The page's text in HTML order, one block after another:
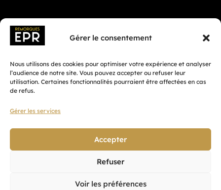
Gérer le consentement
Nous utilisons des cookies pour optimiser votre expérience et analyser
l’audience de notre site. Vous pouvez accepter ou refuser leur
utilisation. Certaines fonctionnalités pourraient être affectées en cas
de refus.
Gérer les services
Accepter
Refuser
Voir les préférences